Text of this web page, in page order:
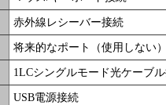
赤外線レシーバー接続
将来的なポート（使用しない
1LCシングルモード光ケーブ
USB電源接続